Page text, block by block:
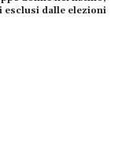
esclusi dalle elezioni